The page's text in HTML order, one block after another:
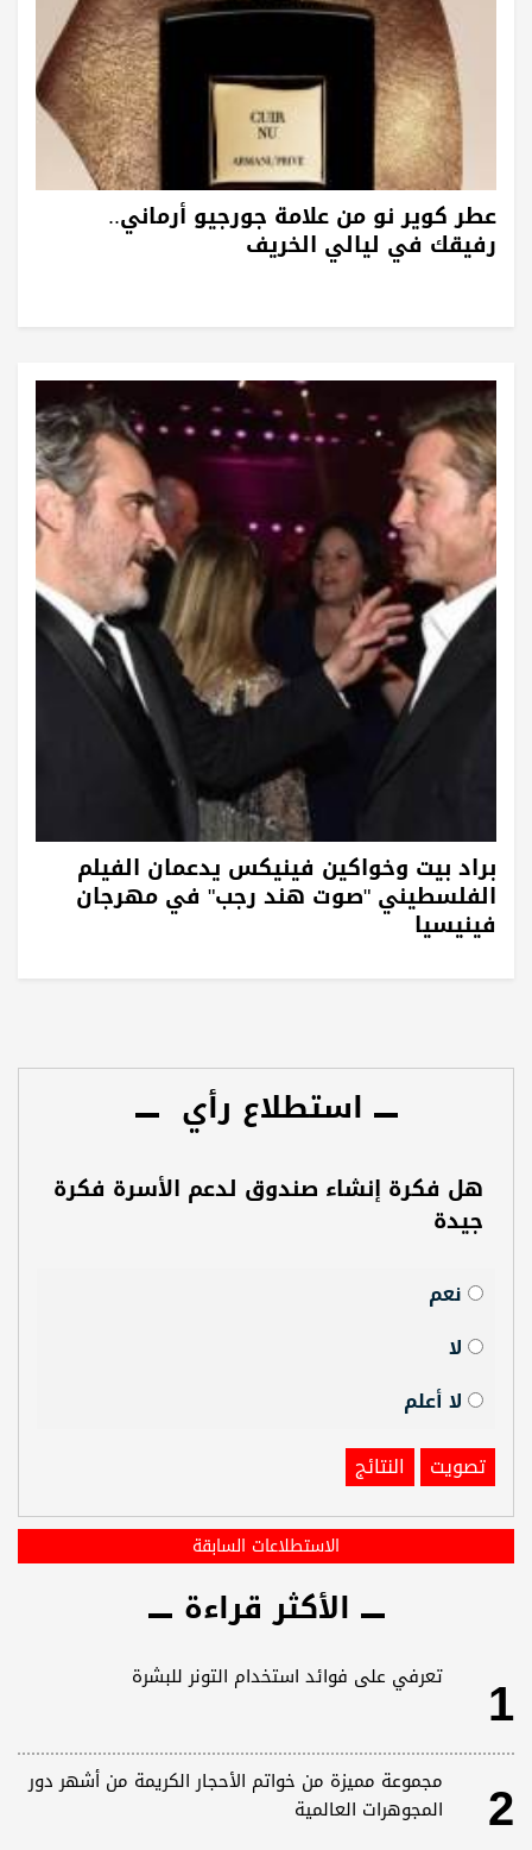
عطر كوير نو من علامة جورجيو أرماني..
رفيقك في ليالي الخريف
براد بيت وخواكين فينيكس يدعمان الفيلم
الفلسطيني "صوت هند رجب" في مهرجان
فينيسيا
استطلاع رأي
هل فكرة إنشاء صندوق لدعم الأسرة فكرة
جيدة
نعم
لا
لا أعلم
تصويت
النتائج
الاستطلاعات السابقة
الأكثر قراءة
1 تعرفي على فوائد استخدام التونر للبشرة
2
مجموعة مميزة من خواتم الأحجار الكريمة من أشهر دور
المجوهرات العالمية